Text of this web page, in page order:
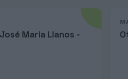
María Llanos -